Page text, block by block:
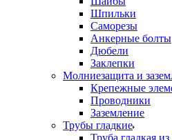
Шпильки
Саморезы
Анкерные болты
Дюбели
Заклепки
Молниезащита и
Крепежные
Проводники
Заземление
Трубы гладкие
Труба гладкая